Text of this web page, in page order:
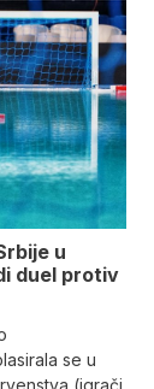
u
duel protiv
se u